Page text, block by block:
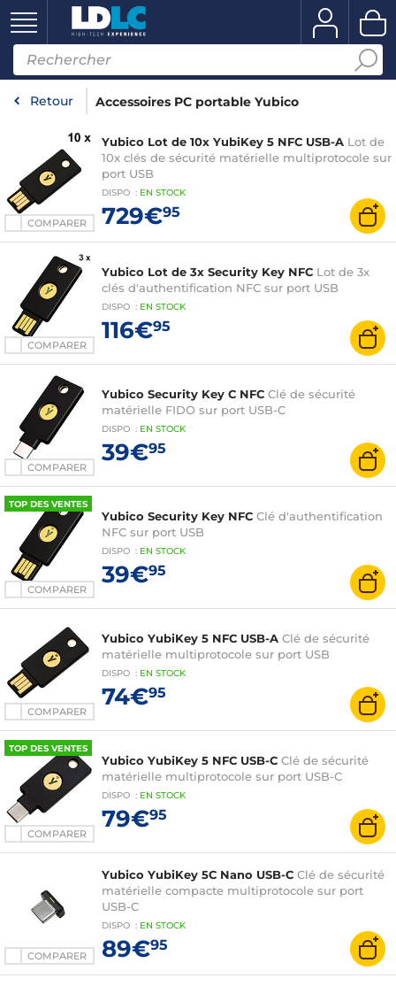
Retour Accessoires PC portable Yubico
COMPARER
Yubico Lot de 10x YubiKey 5 NFC USB-A Lot de
10x clés de sécurité matérielle multiprotocole sur
port USB
DISPO : EN STOCK
729€95
COMPARER
Yubico Lot de 3x Security Key NFC Lot de 3x
clés d'authentification NFC sur port USB
DISPO : EN STOCK
116€95
COMPARER
Yubico Security Key C NFC Clé de sécurité
matérielle FIDO sur port USB-C
DISPO : EN STOCK
39€95
TOP DES VENTES
COMPARER
Yubico Security Key NFC Clé d'authentification
NFC sur port USB
DISPO : EN STOCK
39€95
COMPARER
Yubico YubiKey 5 NFC USB-A Clé de sécurité
matérielle multiprotocole sur port USB
DISPO : EN STOCK
74€95
TOP DES VENTES
COMPARER
Yubico YubiKey 5 NFC USB-C Clé de sécurité
matérielle multiprotocole sur port USB-C
DISPO : EN STOCK
79€95
COMPARER
Yubico YubiKey 5C Nano USB-C Clé de sécurité
matérielle compacte multiprotocole sur port
USB-C
DISPO : EN STOCK
89€95